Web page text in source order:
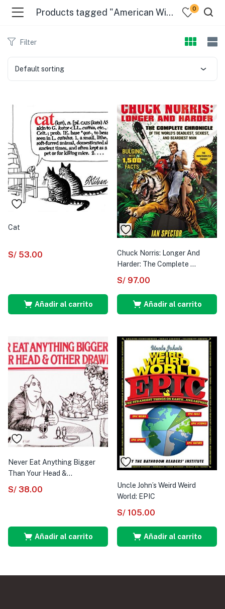
Products tagged "American Wit And Humor" 0
Filter
Default sorting
Cat
S/ 53.00
Añadir al carrito
Chuck Norris: Longer And
Harder: The Complete ...
S/ 97.00
Añadir al carrito
Never Eat Anything Bigger
Than Your Head &...
S/ 38.00
Añadir al carrito
Uncle John’s Weird Weird
World: EPIC
S/ 105.00
Añadir al carrito